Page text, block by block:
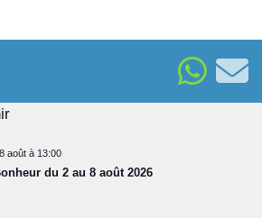
8 août à 13:00
du 2 au 8 août 2026